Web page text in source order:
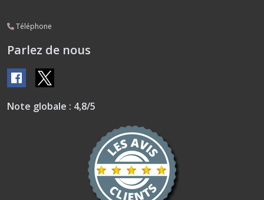
Téléphone
Parlez de nous
Note globale : 4,8/5